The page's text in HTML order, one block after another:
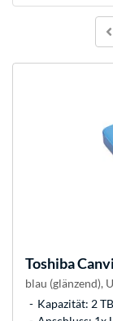
Toshiba
blau (glänzend),
Kapazität: 2 TB